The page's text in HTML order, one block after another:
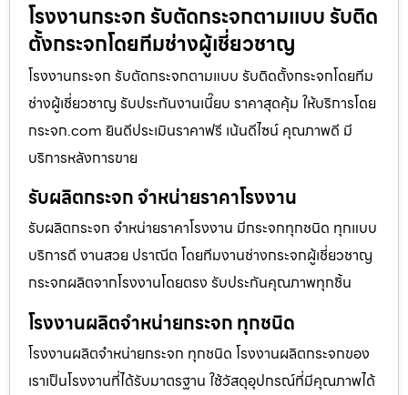
โรงงานกระจก รับตัดกระจกตามแบบ รับติด
ตั้งกระจกโดยทีมช่างผู้เชี่ยวชาญ
โรงงานกระจก รับตัดกระจกตามแบบ รับติดตั้งกระจกโดยทีม
ช่างผู้เชี่ยวชาญ รับประกันงานเนี๊ยบ ราคาสุดคุ้ม ให้บริการโดย
กระจก.com ยินดีประเมินราคาฟรี เน้นดีไซน์ คุณภาพดี มี
บริการหลังการขาย
รับผลิตกระจก จำหน่ายราคาโรงงาน
รับผลิตกระจก จำหน่ายราคาโรงงาน มีกระจกทุกชนิด ทุกแบบ
บริการดี งานสวย ปราณีต โดยทีมงานช่างกระจกผู้เชี่ยวชาญ
กระจกผลิตจากโรงงานโดยตรง รับประกันคุณภาพทุกชิ้น
โรงงานผลิตจำหน่ายกระจก ทุกชนิด
โรงงานผลิตจำหน่ายกระจก ทุกชนิด โรงงานผลิตกระจกของ
เราเป็นโรงงานที่ได้รับมาตรฐาน ใช้วัสดุอุปกรณ์ที่มีคุณภาพได้